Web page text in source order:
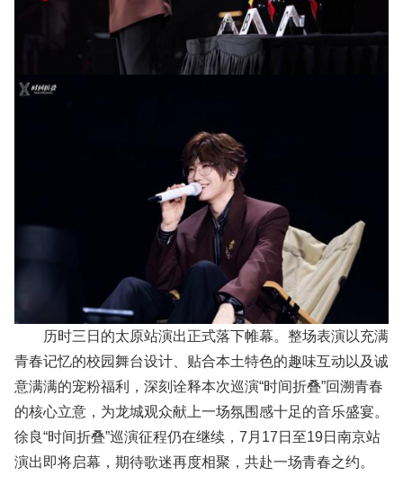
历时三日的太原站演出正式落下帷幕。整场表演以充满
青春记忆的校园舞台设计、贴合本土特色的趣味互动以及诚
意满满的宠粉福利，深刻诠释本次巡演“时间折叠”回溯青春
的核心立意，为龙城观众献上一场氛围感十足的音乐盛宴。
徐良“时间折叠”巡演征程仍在继续，7月17日至19日南京站
演出即将启幕，期待歌迷再度相聚，共赴一场青春之约。